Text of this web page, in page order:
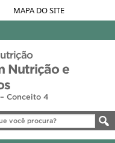
MAPA DO SITE
Nutrição e
Conceito 4